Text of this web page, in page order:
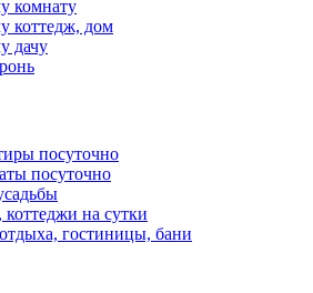
комнату
коттедж, дом
дачу
посуточно
посуточно
на сутки
гостиницы, бани